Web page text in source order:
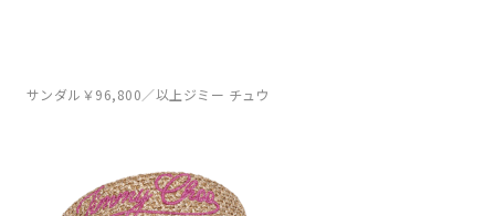
サンダル￥96,800／以上ジミー チュウ